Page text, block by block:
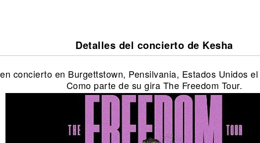
Detalles del concierto de Kesha
concierto en Burgettstown, Pensilvania, Estados Unidos
Como parte de su gira The Freedom Tour.